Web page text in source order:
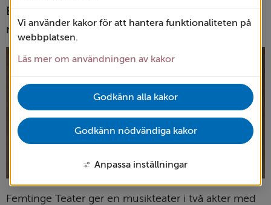
Vi använder kakor för att hantera funktionaliteten på
webbplatsen.
Läs mer om användningen av kakor
Godkänn alla kakor
Godkänn nödvändiga kakor
Anpassa inställningar
En föreställning fylld av musik, teater och
nostalgi!
Femtinge Teater ger en musikteater i två akter med